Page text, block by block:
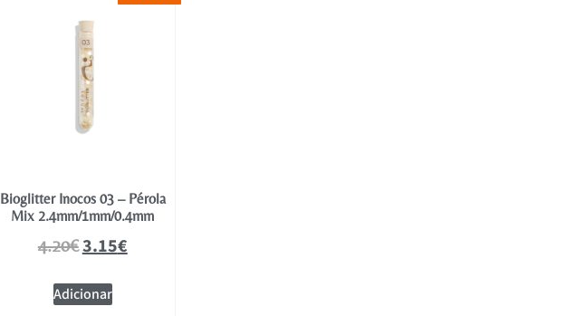
Bioglitter Inocos 03 – Pérola
Mix 2.4mm/1mm/0.4mm
4.20€3.15€
Adicionar